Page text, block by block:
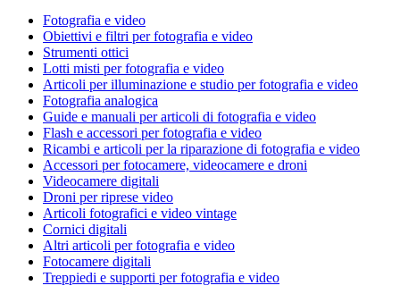
Fotografia e video
Obiettivi e filtri per fotografia e video
Strumenti ottici
Lotti misti per fotografia e video
Articoli per illuminazione e studio per fotografia e video
Fotografia analogica
Guide e manuali per articoli di fotografia e video
Flash e accessori per fotografia e video
Ricambi e articoli per la riparazione di fotografia e video
Accessori per fotocamere, videocamere e droni
Videocamere digitali
Droni per riprese video
Articoli fotografici e video vintage
Cornici digitali
Altri articoli per fotografia e video
Fotocamere digitali
Treppiedi e supporti per fotografia e video